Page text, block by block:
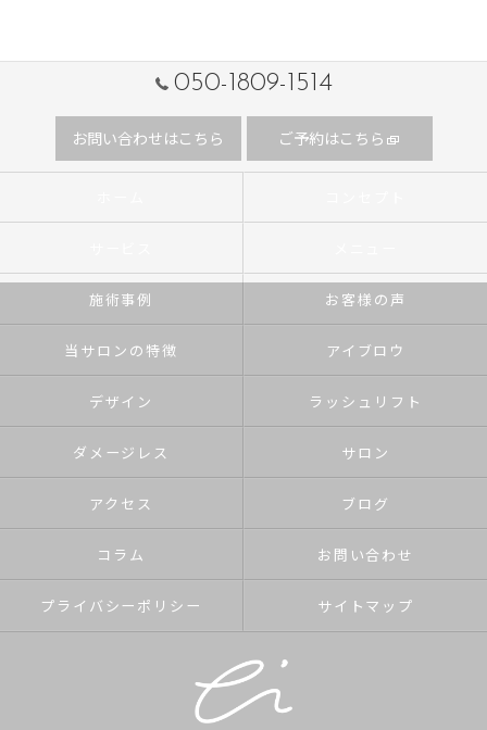
050-1809-1514
お問い合わせはこちら ご予約はこちら
施術事例 お客様の声
当サロンの特徴 アイブロウ
デザイン ラッシュリフト
ダメージレス サロン
アクセス ブログ
コラム お問い合わせ
プライバシーポリシー サイトマップ